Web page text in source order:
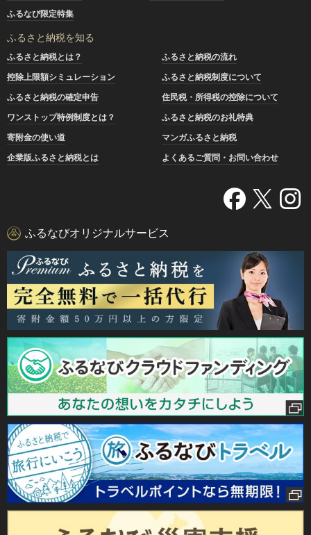
ふるなび限定特集
ふるさと納税を知る
ふるさと納税とは？
ふるさと納税の流れ
控除上限額シミュレーション
ふるさと納税制度について
ふるさと納税の確定申告
住民税・所得税の控除について
ワンストップ特例制度とは？
ふるさと納税のお礼特典
寄附金の使い道
マンガふるさと納税
企業版ふるさと納税とは
よくあるご質問・お問い合わせ
ふるなびオリジナルサービス